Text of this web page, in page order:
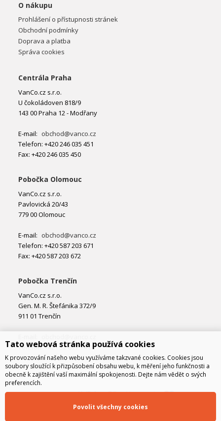
O nákupu
Prohlášení o přístupnosti stránek
Obchodní podmínky
Doprava a platba
Správa cookies
Centrála Praha
VanCo.cz s.r.o.
U čokoládoven 818/9
143 00 Praha 12 - Modřany
E-mail: obchod@vanco.cz
Telefon: +420 246 035 451
Fax: +420 246 035 450
Pobočka Olomouc
VanCo.cz s.r.o.
Pavlovická 20/43
779 00 Olomouc
E-mail: obchod@vanco.cz
Telefon: +420 587 203 671
Fax: +420 587 203 672
Pobočka Trenčín
VanCo.cz s.r.o.
Gen. M. R. Štefánika 372/9
911 01 Trenčín
Telefon: +421 32 877 74 02
Tato webová stránka používá cookies
K provozování našeho webu využíváme takzvané cookies. Cookies jsou
soubory sloužící k přizpůsobení obsahu webu, k měření jeho funkčnosti a
obecně k zajištění vaší maximální spokojenosti. Dejte nám vědět o svých
preferencích.
Povolit všechny cookies